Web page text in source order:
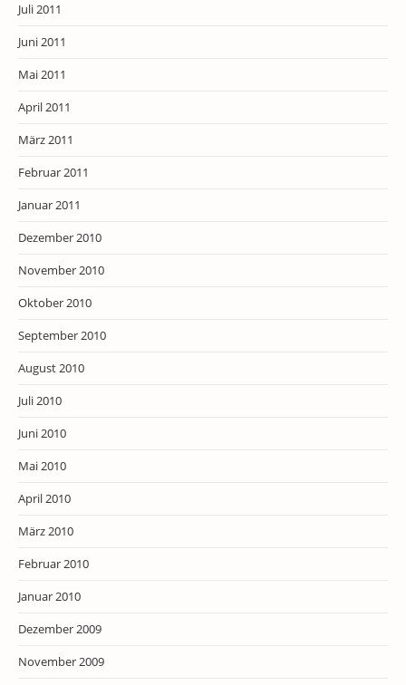
Juli 2011
Juni 2011
Mai 2011
April 2011
März 2011
Februar 2011
Januar 2011
Dezember 2010
November 2010
Oktober 2010
September 2010
August 2010
Juli 2010
Juni 2010
Mai 2010
April 2010
März 2010
Februar 2010
Januar 2010
Dezember 2009
November 2009